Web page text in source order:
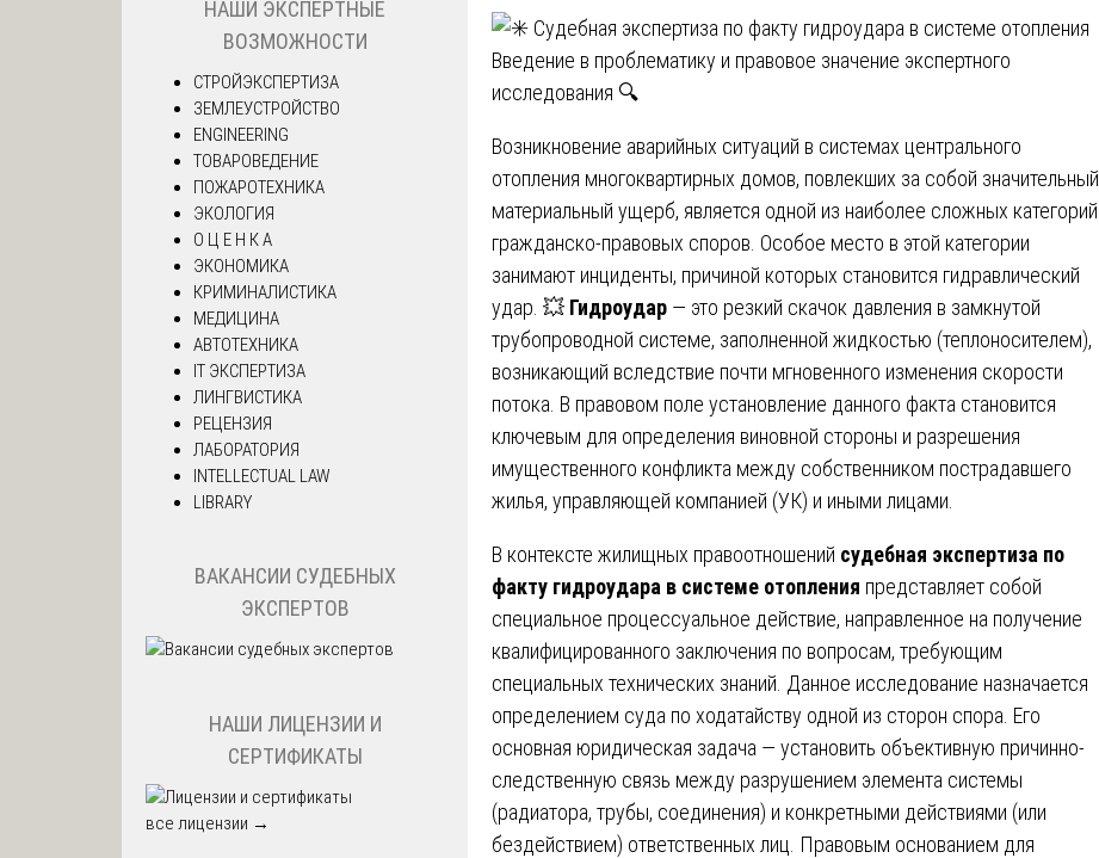
Введение в проблематику и правовое значение экспертного
исследования 🔍
Возникновение аварийных ситуаций в системах центрального
отопления многоквартирных домов, повлекших за собой значительный
материальный ущерб, является одной из наиболее сложных категорий
гражданско-правовых споров. Особое место в этой категории
занимают инциденты, причиной которых становится гидравлический
удар. 💥 Гидроудар — это резкий скачок давления в замкнутой
трубопроводной системе, заполненной жидкостью (теплоносителем),
возникающий вследствие почти мгновенного изменения скорости
потока. В правовом поле установление данного факта становится
ключевым для определения виновной стороны и разрешения
имущественного конфликта между собственником пострадавшего
жилья, управляющей компанией (УК) и иными лицами.
В контексте жилищных правоотношений судебная экспертиза по
факту гидроудара в системе отопления представляет собой
специальное процессуальное действие, направленное на получение
квалифицированного заключения по вопросам, требующим
специальных технических знаний. Данное исследование назначается
определением суда по ходатайству одной из сторон спора. Его
основная юридическая задача — установить объективную причинно-
следственную связь между разрушением элемента системы
(радиатора, трубы, соединения) и конкретными действиями (или
бездействием) ответственных лиц. Правовым основанием для
НАШИ ЭКСПЕРТНЫЕ
ВОЗМОЖНОСТИ
СТРОЙЭКСПЕРТИЗА
ЗЕМЛЕУСТРОЙСТВО
ENGINEERING
ТОВАРОВЕДЕНИЕ
ПОЖАРОТЕХНИКА
ЭКОЛОГИЯ
О Ц Е Н К А
ЭКОНОМИКА
КРИМИНАЛИСТИКА
МЕДИЦИНА
АВТОТЕХНИКА
IT ЭКСПЕРТИЗА
ЛИНГВИСТИКА
РЕЦЕНЗИЯ
ЛАБОРАТОРИЯ
INTELLECTUAL LAW
LIBRARY
ВАКАНСИИ СУДЕБНЫХ
ЭКСПЕРТОВ
НАШИ ЛИЦЕНЗИИ И
СЕРТИФИКАТЫ
все лицензии →